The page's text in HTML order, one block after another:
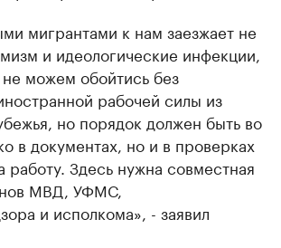
мигрантами к нам заезжает не
и идеологические инфекции,
можем обойтись без
рабочей силы из
но порядок должен быть во
в документах, но и в проверках
Здесь нужна совместная
МВД, УФМС,
и исполкома», - заявил